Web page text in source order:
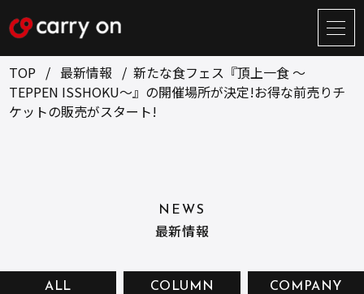
サ
イ
ニ
BUSINESS
TOP 最新情報
新たな食フェス『頂上一食 ～
TEPPEN ISSHOKU～』の開催場所が決定!お得な前売りチ
ケットの販売がスタート!
NEWS
最新情報
ALL COLUMN COMPANY